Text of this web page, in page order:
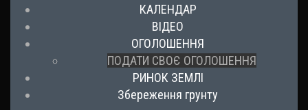
КАЛЕНДАР
ВІДЕО
ОГОЛОШЕННЯ
ПОДАТИ СВОЄ ОГОЛОШЕННЯ
РИНОК ЗЕМЛІ
Збереження грунту